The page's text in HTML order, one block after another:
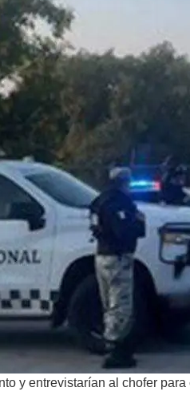
y entrevistarían al chofer